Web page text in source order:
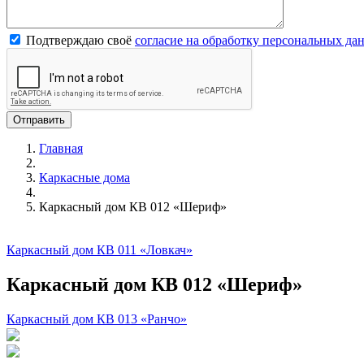
Подтверждаю своё согласие на обработку персональных
Главная
Каркасные дома
Каркасный дом КВ 012 «Шериф»
Каркасный дом КВ 011 «Ловкач»
Каркасный дом КВ 012 «Шериф»
Каркасный дом КВ 013 «Ранчо»